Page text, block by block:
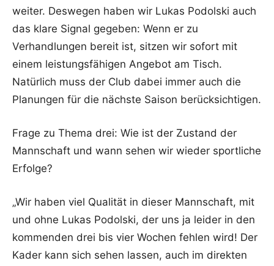
weiter. Deswegen haben wir Lukas Podolski auch
das klare Signal gegeben: Wenn er zu
Verhandlungen bereit ist, sitzen wir sofort mit
einem leistungsfähigen Angebot am Tisch.
Natürlich muss der Club dabei immer auch die
Planungen für die nächste Saison berücksichtigen.
Frage zu Thema drei: Wie ist der Zustand der
Mannschaft und wann sehen wir wieder sportliche
Erfolge?
„Wir haben viel Qualität in dieser Mannschaft, mit
und ohne Lukas Podolski, der uns ja leider in den
kommenden drei bis vier Wochen fehlen wird! Der
Kader kann sich sehen lassen, auch im direkten